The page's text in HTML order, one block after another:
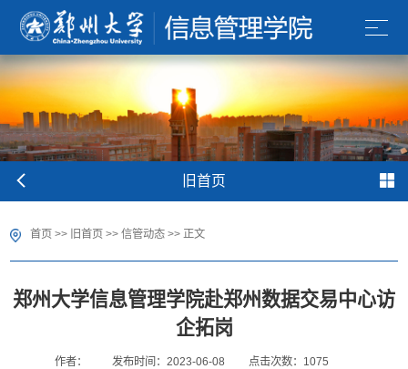
旧首页
首页 >> 旧首页 >>信管动态 >> 正文
郑州大学信息管理学院赴郑州数据交易中心访
企拓岗
作者： 发布时间：2023-06-08 点击次数： 1075